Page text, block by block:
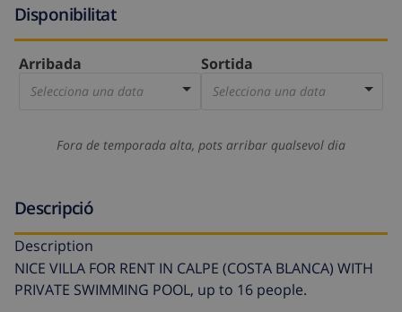
Disponibilitat
Arribada
Selecciona una data
Sortida
Selecciona una data
Fora de temporada alta, pots arribar qualsevol dia
Descripció
Description
NICE VILLA FOR RENT IN CALPE (COSTA BLANCA) WITH
PRIVATE SWIMMING POOL, up to 16 people.